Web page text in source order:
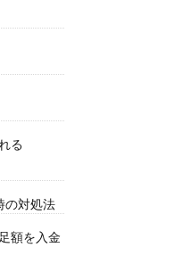
る
の対処法
額を入金